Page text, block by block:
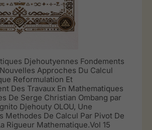
Djehoutyennes Fondements
Approches Du Calcul
Reformulation Et
Des Travaux En Mathematiques
De Serge Christian Ombang par
Djehouty OLOU, Une
Methodes De Calcul Par Pivot De
Rigueur Mathematique.Vol 15